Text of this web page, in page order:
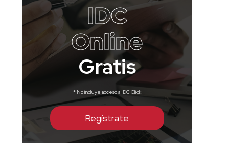
IDC
Online
Gratis
* No incluye acceso a IDC Click
Regístrate